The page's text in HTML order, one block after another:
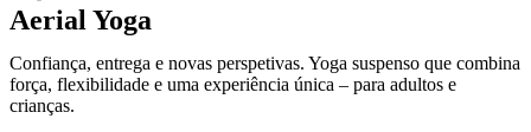
Aerial Yoga
Confiança, entrega e novas perspetivas. Yoga suspenso que combina
força, flexibilidade e uma experiência única – para adultos e
crianças.